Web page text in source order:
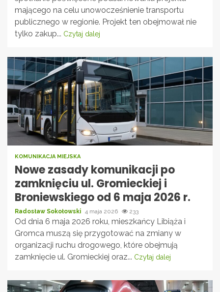
mającego na celu unowocześnienie transportu
publicznego w regionie. Projekt ten obejmował nie
tylko zakup... Czytaj dalej
KOMUNIKACJA MIEJSKA
Nowe zasady komunikacji po
zamknięciu ul. Gromieckiej i
Broniewskiego od 6 maja 2026 r.
Radosław Sokołowski 4 maja 2026 233
Od dnia 6 maja 2026 roku, mieszkańcy Libiąża i
Gromca muszą się przygotować na zmiany w
organizacji ruchu drogowego, które obejmują
zamknięcie ul. Gromieckiej oraz... Czytaj dalej